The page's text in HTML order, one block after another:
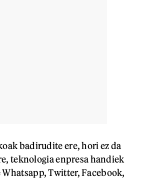
badirudite ere, hori ez da
teknologia enpresa handiek
Twitter, Facebook,